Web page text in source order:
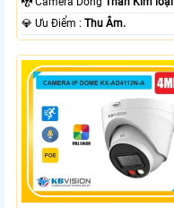
️💎 Ưu Điểm :Thu Âm.